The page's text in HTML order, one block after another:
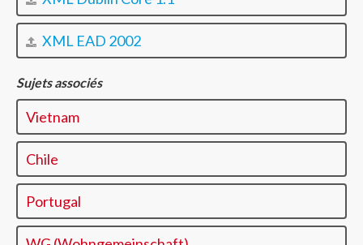
XML EAD 2002
Sujets associés
Vietnam
Chile
Portugal